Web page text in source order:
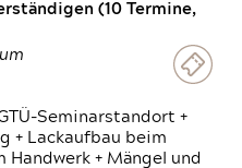
(10 Termine,
Seminarstandort +
+ Lackaufbau beim
Handwerk + Mängel und